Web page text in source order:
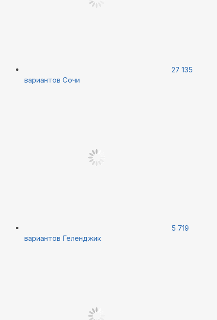
27 135
вариантов Сочи
5 719
вариантов Геленджик